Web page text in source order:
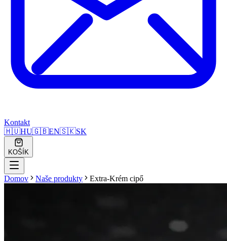
Kontakt
🇭🇺HU🇬🇧EN🇸🇰SK
KOŠÍK
Domov Naše produkty Extra-Krém cipő